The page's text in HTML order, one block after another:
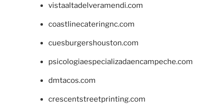
vistaaltadelveramendi.com
coastlinecateringnc.com
cuesburgershouston.com
psicologiaespecializadaencampeche.com
dmtacos.com
crescentstreetprinting.com